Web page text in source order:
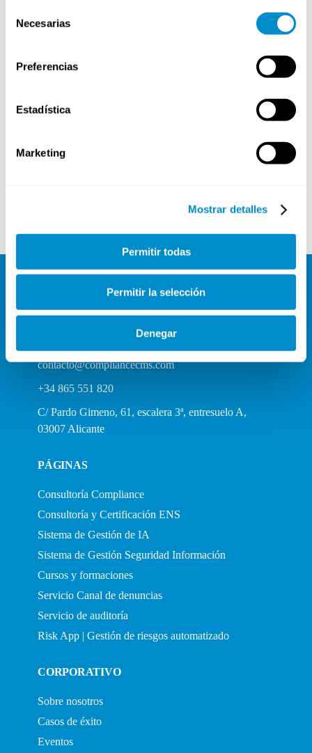
Necesarias
Preferencias
Estadística
Marketing
Mostrar detalles
Permitir todas
Permitir la selección
Denegar
independiente reconocido internacionalmente.
contacto@compliancecms.com
+34 865 551 820
C/ Pardo Gimeno, 61, escalera 3ª, entresuelo A,
03007 Alicante
PÁGINAS
Consultoría Compliance
Consultoría y Certificación ENS
Sistema de Gestión de IA
Sistema de Gestión Seguridad Información
Cursos y formaciones
Servicio Canal de denuncias
Servicio de auditoría
Risk App | Gestión de riesgos automatizado
CORPORATIVO
Sobre nosotros
Casos de éxito
Eventos